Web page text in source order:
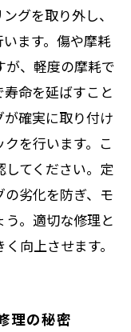
グを取り外し、
ます。傷や摩耗
が、軽度の摩耗で
命を延ばすこと
確実に取り付け
を行います。こ
てください。定
劣化を防ぎ、モ
。適切な修理と
向上させます。
理の秘密